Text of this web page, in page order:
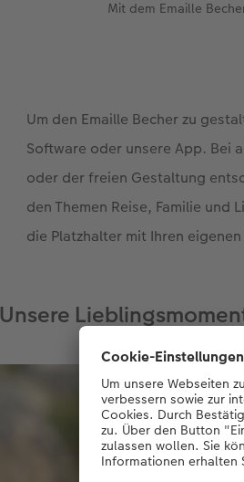
Mit dem Emaille
Um den Emaille Becher zu
Software oder unsere App. Bei
oder der freien Gestaltung
den Themen Reise, Familie und
die Platzhalter mit Ihren
Unsere